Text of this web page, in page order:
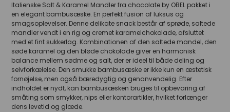
Italienske Salt & Karamel Mandler fra chocolate by OBEL pakket i
en elegant bambusæske. En perfekt fusion af luksus og
smagsoplevelser. Denne delikate snack består af sprøde, saltede
mandler vendt i en rig og cremet karamelchokolade, afsluttet
med et fint sukkerlag. Kombinationen af den saltede mandel, den
søde karamel og den bløde chokolade giver en harmonisk
balance mellem sødme og salt, der er ideel til både deling og
selvforkælelse. Den smukke bambusæske er ikke kun en æstetisk
fornøjelse, men også bæredygtig og genanvendelig. Efter
indholdet er nydt, kan bambusæsken bruges til opbevaring af
småting som smykker, nips eller kontorartikler, hvilket forlænger
dens levetid og glæde.